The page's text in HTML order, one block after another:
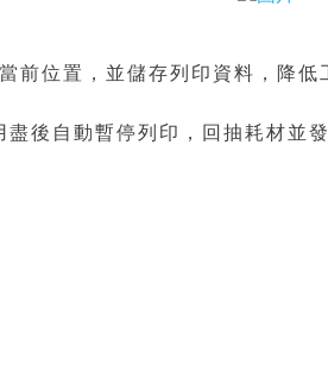
前位置，並儲存列印資料，降
盡後自動暫停列印，回抽耗材並